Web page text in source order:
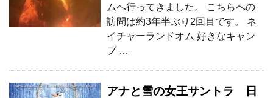
ムへ行ってきました。 こちらへの
訪問は約3年半ぶり2回目です。 ネ
イチャーランドオム 好きなキャン
プ …
アナと雪の女王サントラ 日